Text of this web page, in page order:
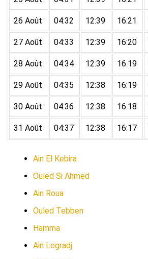
26 Août 04:32 12:39 16:21
27 Août 04:33 12:39 16:20
28 Août 04:34 12:39 16:19
29 Août 04:35 12:38 16:19
30 Août 04:36 12:38 16:18
31 Août 04:37 12:38 16:17
Ain El Kebira
Ouled Si Ahmed
Ain Roua
Ouled Tebben
Hamma
Ain Legradj